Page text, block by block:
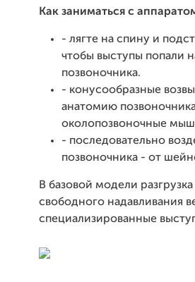
Как заниматься с
- лягте на спину и
чтобы выступы попали
позвоночника.
- конусообразные
анатомию
околопозвоночные
- последовательно
позвоночника - от
В базовой модели
свободного надавливания
специализированные